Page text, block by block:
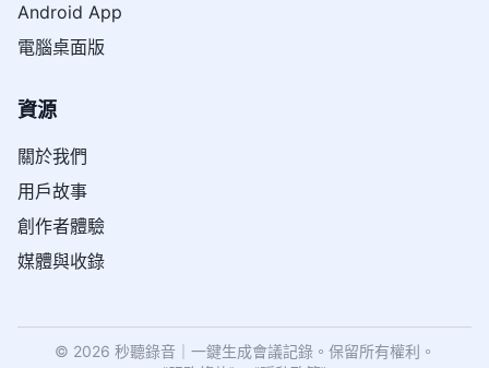
Android App
電腦桌面版
資源
關於我們
用戶故事
創作者體驗
媒體與收錄
© 2026 秒聽錄音｜一鍵生成會議記錄。保留所有權利。